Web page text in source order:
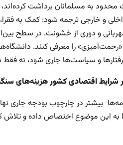
و خارجی ترجمه شود: کمک به فقرا،
و دوری از خشونت. در سطح
را معرفی کنند.
و سیاست‌ها جاری شود، نه فقط
شرایط اقتصادی کشور هزینه‌های
بیشتر در چارچوب بودجه
این موضوع اختصاص داده و تلاش